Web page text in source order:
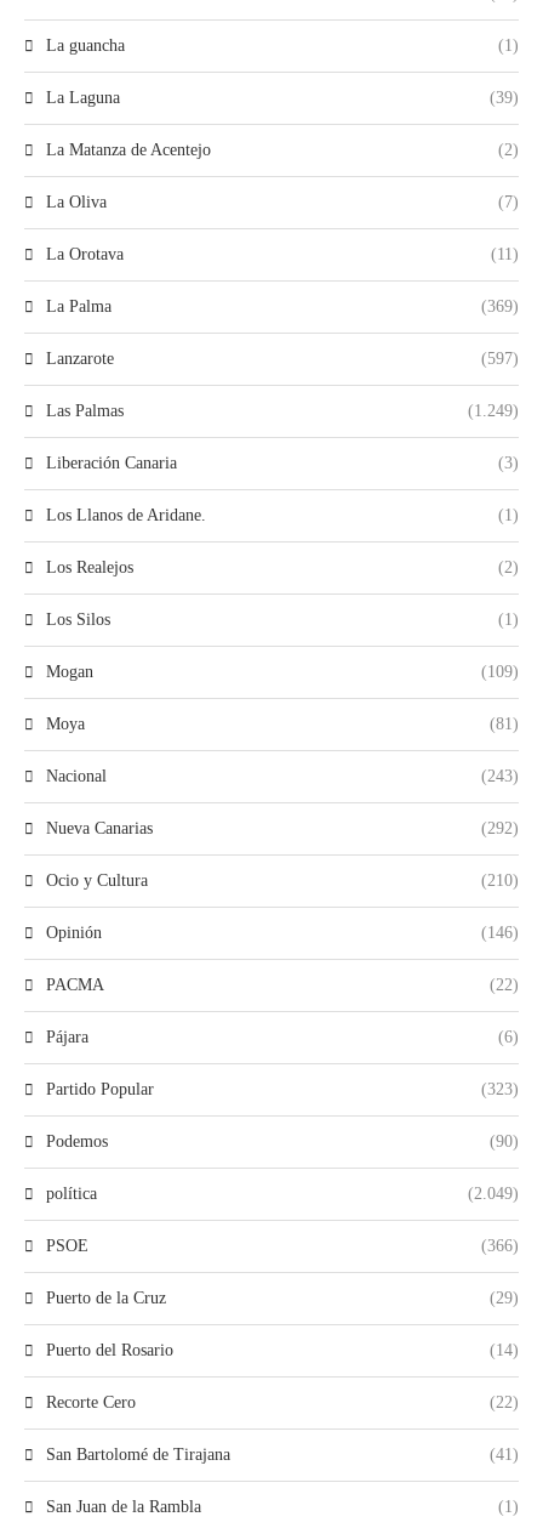
La guancha (1)
La Laguna (39)
La Matanza de Acentejo (2)
La Oliva (7)
La Orotava (11)
La Palma (369)
Lanzarote (597)
Las Palmas (1.249)
Liberación Canaria (3)
Los Llanos de Aridane. (1)
Los Realejos (2)
Los Silos (1)
Mogan (109)
Moya (81)
Nacional (243)
Nueva Canarias (292)
Ocio y Cultura (210)
Opinión (146)
PACMA (22)
Pájara (6)
Partido Popular (323)
Podemos (90)
política (2.049)
PSOE (366)
Puerto de la Cruz (29)
Puerto del Rosario (14)
Recorte Cero (22)
San Bartolomé de Tirajana (41)
San Juan de la Rambla (1)